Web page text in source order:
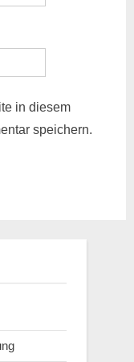
in diesem
speichern.